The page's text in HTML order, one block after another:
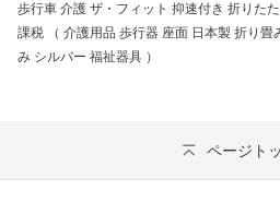
歩行車 介護 ザ・フィット 抑速付き 折りた
課税 （ 介護用品 歩行器 座面 日本製 折り
み シルバー 福祉器具 ）
ページト